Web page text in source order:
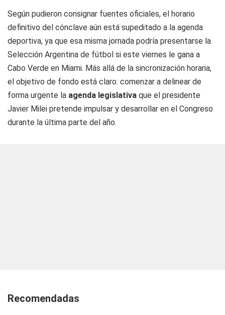
Según pudieron consignar fuentes oficiales, el horario
definitivo del cónclave aún está supeditado a la agenda
deportiva, ya que esa misma jornada podría presentarse la
Selección Argentina de fútbol si este viernes le gana a
Cabo Verde en Miami. Más allá de la sincronización horaria,
el objetivo de fondo está claro: comenzar a delinear de
forma urgente la agenda legislativa que el presidente
Javier Milei pretende impulsar y desarrollar en el Congreso
durante la última parte del año.
Recomendadas